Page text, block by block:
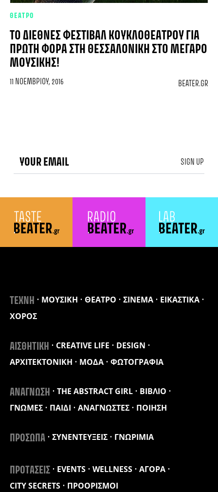
ΘΕΑΤΡΟ
ΤΟ ΔΙΕΘΝΈΣ ΦΕΣΤΙΒΆΛ ΚΟΥΚΛΟΘΕΆΤΡΟΥ ΓΙΑ
ΠΡΏΤΗ ΦΟΡΆ ΣΤΗ ΘΕΣΣΑΛΟΝΊΚΗ ΣΤΟ ΜΈΓΑΡΟ
ΜΟΥΣΙΚΉΣ!
11 ΝΟΕΜΒΡΊΟΥ, 2016 BEATER.GR
ΤΕΧΝΗ ΜΟΥΣΙΚΗ ΘΕΑΤΡΟ ΣΙΝΕΜΑ
ΕΙΚΑΣΤΙΚΑ
ΧΟΡΟΣ
ΑΙΣΘΗΤΙΚΗ CREATIVE LIFE
DESIGN
ΑΡΧΙΤΕΚΤΟΝΙΚΗ
ΜΟΔΑ ΦΩΤΟΓΡΑΦΙΑ
ΑΝΑΓΝΩΣΗ THE ABSTRACT GIRL
ΒΙΒΛΙΟ
ΓΝΩΜΕΣ
ΠΑΙΔΙ ΑΝΑΓΝΩΣΤΕΣ ΠΟΙΗΣΗ
ΠΡΟΣΩΠΑ ΣΥΝΕΝΤΕΥΞΕΙΣ ΓΝΩΡΙΜΙΑ
ΠΡΟΤΑΣΕΙΣ EVENTS WELLNESS
ΑΓΟΡΑ
CITY SECRETS
ΠΡΟΟΡΙΣΜΟΙ
SIGN UP